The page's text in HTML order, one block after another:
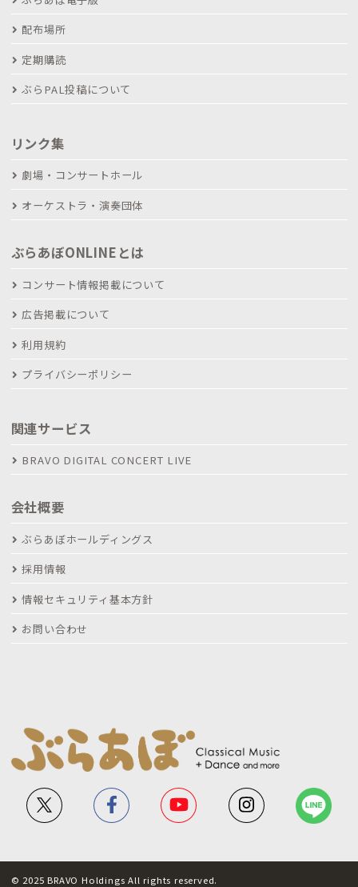
配布場所
定期購読
ぶらPAL投稿について
リンク集
劇場・コンサートホール
オーケストラ・演奏団体
ぶらあぼONLINEとは
コンサート情報掲載について
広告掲載について
利用規約
プライバシーポリシー
関連サービス
BRAVO DIGITAL CONCERT LIVE
会社概要
ぶらあぼホールディングス
採用情報
情報セキュリティ基本方針
お問い合わせ
© 2025 BRAVO Holdings All rights reserved.